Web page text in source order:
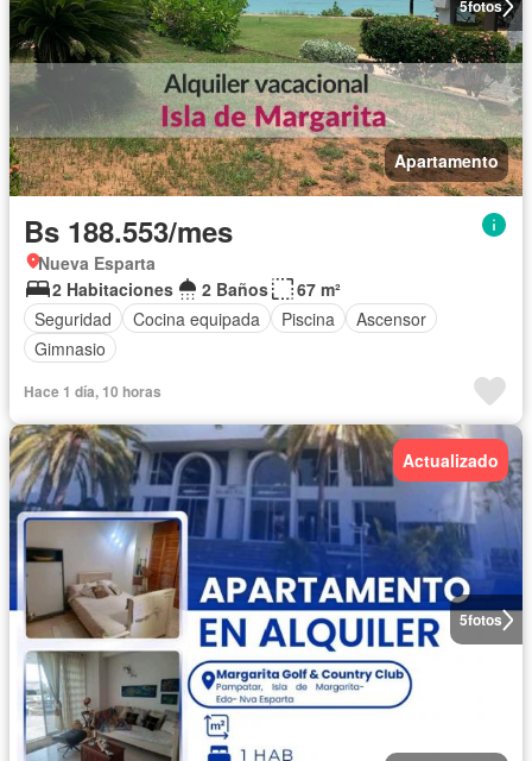
5fotos
Apartamento
Bs 188.553/mes
Nueva Esparta
2 Habitaciones
2 Baños
67 m²
Seguridad
Cocina equipada Piscina
Ascensor
Gimnasio
Hace 1 día, 10 horas
5fotos
Actualizado